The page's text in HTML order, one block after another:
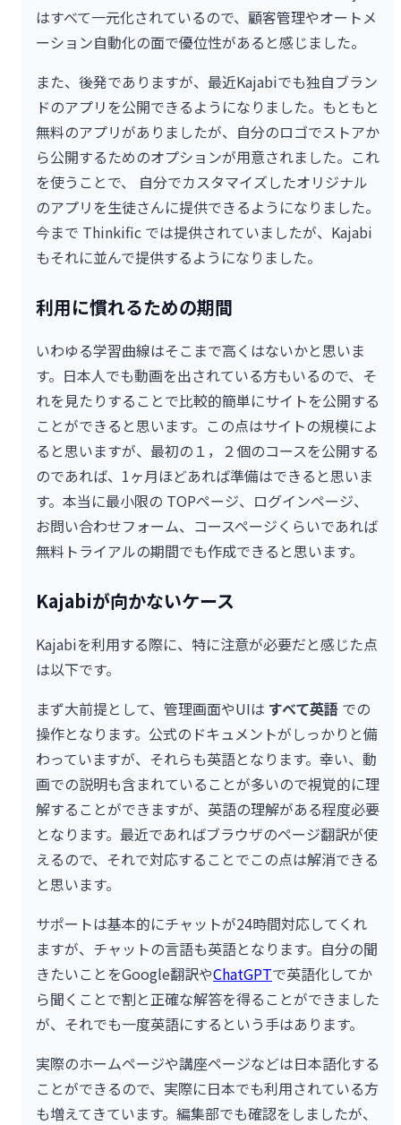
はすべて一元化されているので、顧客管理やオートメ
ーション自動化の面で優位性があると感じました。
また、後発でありますが、最近Kajabiでも独自ブラン
ドのアプリを公開できるようになりました。もともと
無料のアプリがありましたが、自分のロゴでストアか
ら公開するためのオプションが用意されました。これ
を使うことで、 自分でカスタマイズしたオリジナル
のアプリを生徒さんに提供できるようになりました。
今まで Thinkific では提供されていましたが、Kajabi
もそれに並んで提供するようになりました。
利用に慣れるための期間
いわゆる学習曲線はそこまで高くはないかと思いま
す。日本人でも動画を出されている方もいるので、そ
れを見たりすることで比較的簡単にサイトを公開する
ことができると思います。この点はサイトの規模によ
ると思いますが、最初の１，２個のコースを公開する
のであれば、1ヶ月ほどあれば準備はできると思いま
す。本当に最小限の TOPページ、ログインページ、
お問い合わせフォーム、コースページくらいであれば
無料トライアルの期間でも作成できると思います。
Kajabiが向かないケース
Kajabiを利用する際に、特に注意が必要だと感じた点
は以下です。
まず大前提として、管理画面やUIは すべて英語 での
操作となります。公式のドキュメントがしっかりと備
わっていますが、それらも英語となります。幸い、動
画での説明も含まれていることが多いので視覚的に理
解することができますが、英語の理解がある程度必要
となります。最近であればブラウザのページ翻訳が使
えるので、それで対応することでこの点は解消できる
と思います。
サポートは基本的にチャットが24時間対応してくれ
ますが、チャットの言語も英語となります。自分の聞
きたいことをGoogle翻訳やChatGPTで英語化してか
ら聞くことで割と正確な解答を得ることができました
が、それでも一度英語にするという手はあります。
実際のホームページや講座ページなどは日本語化する
ことができるので、実際に日本でも利用されている方
も増えてきています。編集部でも確認をしましたが、